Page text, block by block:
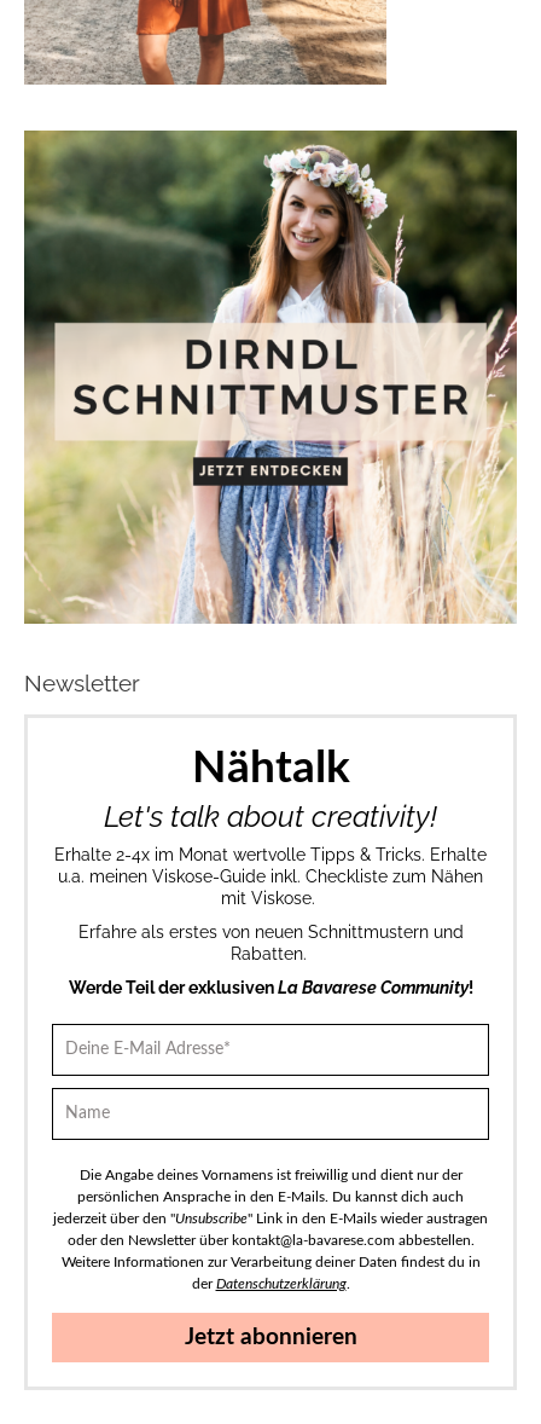
Newsletter
Nähtalk
Let's talk about creativity!
Erhalte 2-4x im Monat wertvolle Tipps & Tricks. Erhalte
u.a. meinen Viskose-Guide inkl. Checkliste zum Nähen
mit Viskose.
Erfahre als erstes von neuen Schnittmustern und
Rabatten.
Werde Teil der exklusivenLa Bavarese Community!
Die Angabe deines Vornamens ist freiwillig und dient nur der
persönlichen Ansprache in den E-Mails. Du kannst dich auch
jederzeit über den "Unsubscribe" Link in den E-Mails wieder austragen
oder den Newsletter über kontakt@la-bavarese.com abbestellen.
Weitere Informationen zur Verarbeitung deiner Daten findest du in
derDatenschutzerklärung.
Jetzt abonnieren